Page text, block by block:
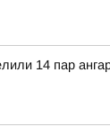
14 пар